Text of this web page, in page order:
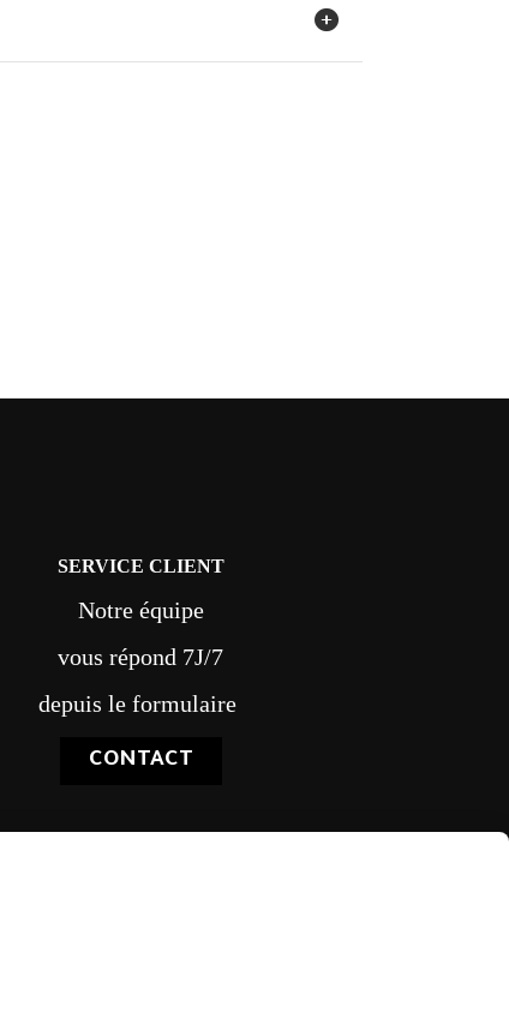
SERVICE CLIENT
Notre équipe
vous répond 7J/7
depuis le formulaire
CONTACT